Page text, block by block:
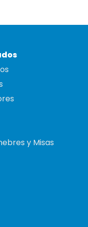
y Misas